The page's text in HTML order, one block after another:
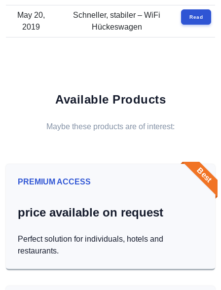
May 20,
2019
Schneller, stabiler – WiFi
Hückeswagen
Read
Available Products
Maybe these products are of interest:
Best
PREMIUM ACCESS
price available on request
Perfect solution for individuals, hotels and
restaurants.